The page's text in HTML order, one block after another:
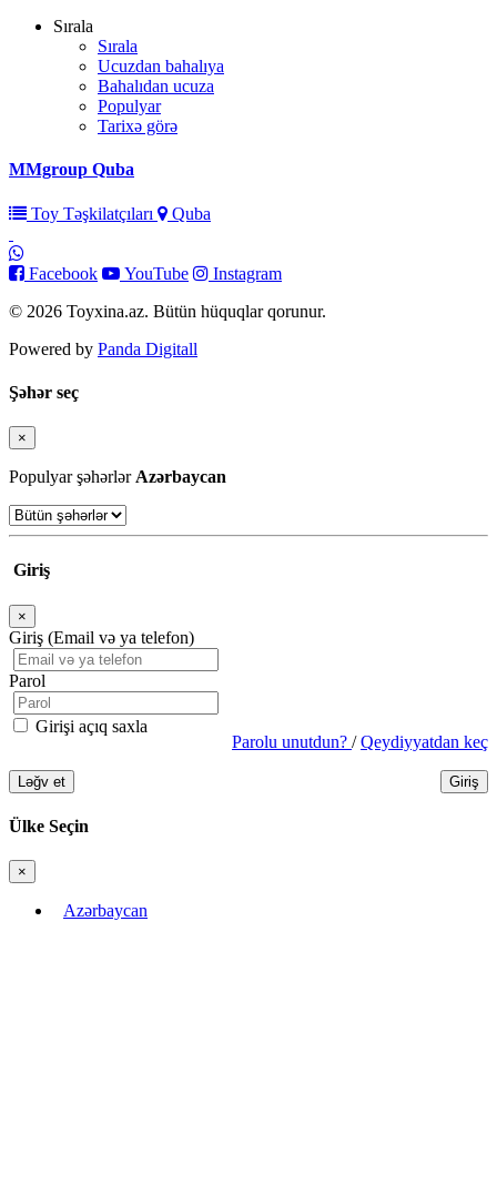
Sırala
Sırala
Ucuzdan bahalıya
Bahalıdan ucuza
Populyar
Tarixə görə
MMgroup Quba
Toy Təşkilatçıları Quba
Facebook YouTube
Instagram
© 2026 Toyxina.az. Bütün hüquqlar qorunur.
Powered by Panda Digitall
Şəhər seç
×
Bağla
Populyar şəhərlər Azərbaycan
Giriş
×
Bağla
Giriş (Email və ya telefon)
Parol
Girişi açıq saxla
Parolu unutdun? /Qeydiyyatdan keç
Ləğv et Giriş
Ülke Seçin
×
Bağla
Azərbaycan